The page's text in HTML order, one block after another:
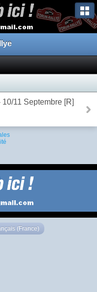
11 Septembre [R]
(France)